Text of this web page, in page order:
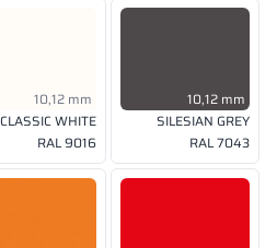
10,12 mm
CLASSIC WHITE
RAL 9016
10,12 mm
SILESIAN GREY
RAL 7043